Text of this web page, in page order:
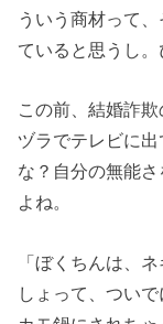
ういう商材って
ていると思うし。
この前、結婚詐
ヅラでテレビに
な？自分の無能
よね。
「ぼくちんは、
しょって、つい